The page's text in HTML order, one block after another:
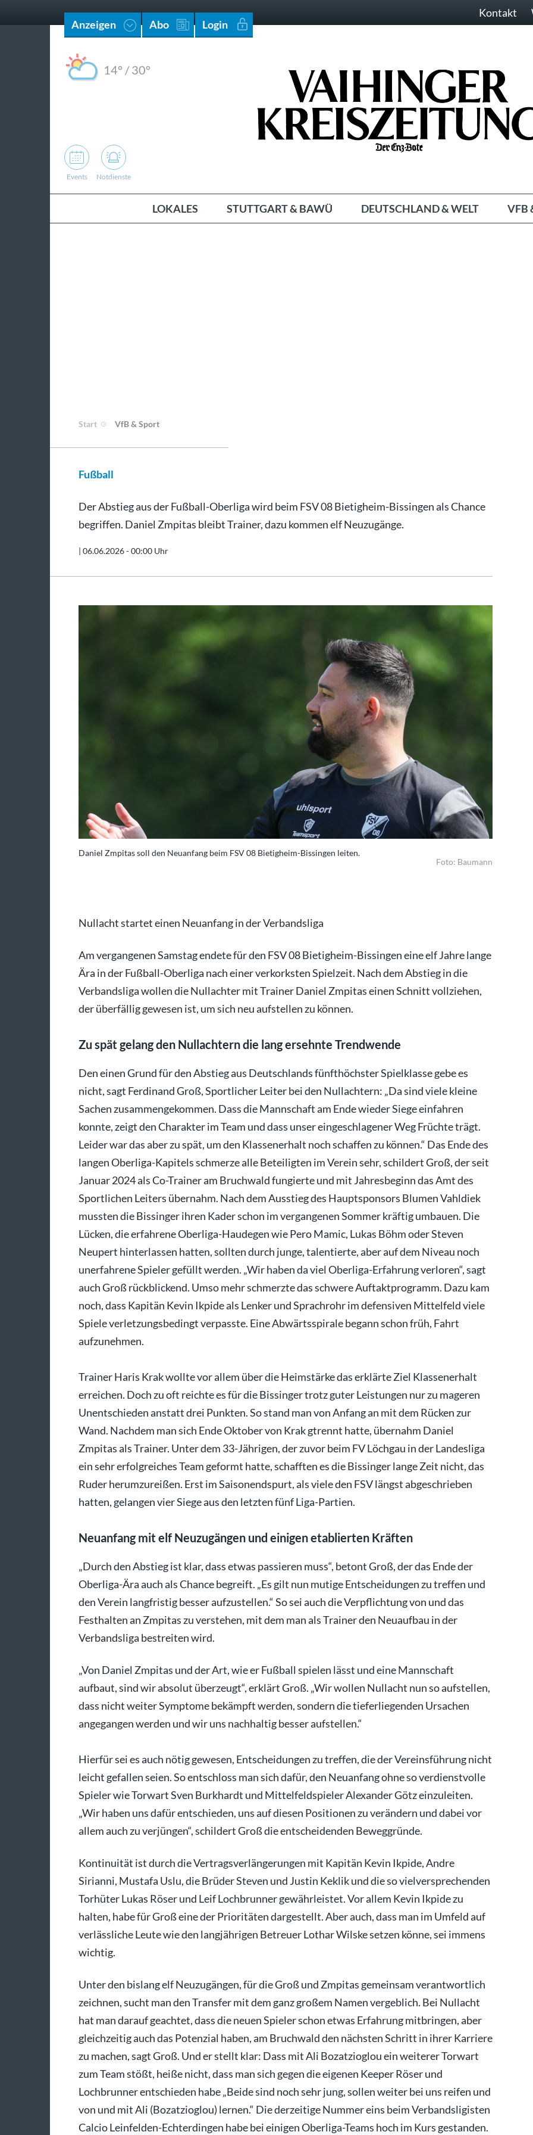
Anzeigen Abo Login
Kontakt
14° /30°
Events Notdienste
LOKALES STUTTGART & BAWÜ DEUTSCHLAND & WELT VFB
Start VfB & Sport
Fußball
Der Abstieg aus der Fußball-Oberliga wird beim FSV 08 Bietigheim-Bissingen als Chance
begriffen. Daniel Zmpitas bleibt Trainer, dazu kommen elf Neuzugänge.
| 06.06.2026 - 00:00 Uhr
Daniel Zmpitas soll den Neuanfang beim FSV 08 Bietigheim-Bissingen leiten.
Foto: Baumann
Nullacht startet einen Neuanfang in der Verbandsliga
Am vergangenen Samstag endete für den FSV 08 Bietigheim-Bissingen eine elf Jahre lange
Ära in der Fußball-Oberliga nach einer verkorksten Spielzeit. Nach dem Abstieg in die
Verbandsliga wollen die Nullachter mit Trainer Daniel Zmpitas einen Schnitt vollziehen,
der überfällig gewesen ist, um sich neu aufstellen zu können.
Zu spät gelang den Nullachtern die lang ersehnte Trendwende
Den einen Grund für den Abstieg aus Deutschlands fünfthöchster Spielklasse gebe es
nicht, sagt Ferdinand Groß, Sportlicher Leiter bei den Nullachtern: „Da sind viele kleine
Sachen zusammengekommen. Dass die Mannschaft am Ende wieder Siege einfahren
konnte, zeigt den Charakter im Team und dass unser eingeschlagener Weg Früchte trägt.
Leider war das aber zu spät, um den Klassenerhalt noch schaffen zu können.“ Das Ende des
langen Oberliga-Kapitels schmerze alle Beteiligten im Verein sehr, schildert Groß, der seit
Januar 2024 als Co-Trainer am Bruchwald fungierte und mit Jahresbeginn das Amt des
Sportlichen Leiters übernahm. Nach dem Ausstieg des Hauptsponsors Blumen Vahldiek
mussten die Bissinger ihren Kader schon im vergangenen Sommer kräftig umbauen. Die
Lücken, die erfahrene Oberliga-Haudegen wie Pero Mamic, Lukas Böhm oder Steven
Neupert hinterlassen hatten, sollten durch junge, talentierte, aber auf dem Niveau noch
unerfahrene Spieler gefüllt werden. „Wir haben da viel Oberliga-Erfahrung verloren“, sagt
auch Groß rückblickend. Umso mehr schmerzte das schwere Auftaktprogramm. Dazu kam
noch, dass Kapitän Kevin Ikpide als Lenker und Sprachrohr im defensiven Mittelfeld viele
Spiele verletzungsbedingt verpasste. Eine Abwärtsspirale begann schon früh, Fahrt
aufzunehmen.
Trainer Haris Krak wollte vor allem über die Heimstärke das erklärte Ziel Klassenerhalt
erreichen. Doch zu oft reichte es für die Bissinger trotz guter Leistungen nur zu mageren
Unentschieden anstatt drei Punkten. So stand man von Anfang an mit dem Rücken zur
Wand. Nachdem man sich Ende Oktober von Krak gtrennt hatte, übernahm Daniel
Zmpitas als Trainer. Unter dem 33-Jährigen, der zuvor beim FV Löchgau in der Landesliga
ein sehr erfolgreiches Team geformt hatte, schafften es die Bissinger lange Zeit nicht, das
Ruder herumzureißen. Erst im Saisonendspurt, als viele den FSV längst abgeschrieben
hatten, gelangen vier Siege aus den letzten fünf Liga-Partien.
Neuanfang mit elf Neuzugängen und einigen etablierten Kräften
„Durch den Abstieg ist klar, dass etwas passieren muss“, betont Groß, der das Ende der
Oberliga-Ära auch als Chance begreift. „Es gilt nun mutige Entscheidungen zu treffen und
den Verein langfristig besser aufzustellen.“ So sei auch die Verpflichtung von und das
Festhalten an Zmpitas zu verstehen, mit dem man als Trainer den Neuaufbau in der
Verbandsliga bestreiten wird.
„Von Daniel Zmpitas und der Art, wie er Fußball spielen lässt und eine Mannschaft
aufbaut, sind wir absolut überzeugt“, erklärt Groß. „Wir wollen Nullacht nun so aufstellen,
dass nicht weiter Symptome bekämpft werden, sondern die tieferliegenden Ursachen
angegangen werden und wir uns nachhaltig besser aufstellen.“
Hierfür sei es auch nötig gewesen, Entscheidungen zu treffen, die der Vereinsführung nicht
leicht gefallen seien. So entschloss man sich dafür, den Neuanfang ohne so verdienstvolle
Spieler wie Torwart Sven Burkhardt und Mittelfeldspieler Alexander Götz einzuleiten.
„Wir haben uns dafür entschieden, uns auf diesen Positionen zu verändern und dabei vor
allem auch zu verjüngen“, schildert Groß die entscheidenden Beweggründe.
Kontinuität ist durch die Vertragsverlängerungen mit Kapitän Kevin Ikpide, Andre
Sirianni, Mustafa Uslu, die Brüder Steven und Justin Keklik und die so vielversprechenden
Torhüter Lukas Röser und Leif Lochbrunner gewährleistet. Vor allem Kevin Ikpide zu
halten, habe für Groß eine der Prioritäten dargestellt. Aber auch, dass man im Umfeld auf
verlässliche Leute wie den langjährigen Betreuer Lothar Wilske setzen könne, sei immens
wichtig.
Unter den bislang elf Neuzugängen, für die Groß und Zmpitas gemeinsam verantwortlich
zeichnen, sucht man den Transfer mit dem ganz großem Namen vergeblich. Bei Nullacht
hat man darauf geachtet, dass die neuen Spieler schon etwas Erfahrung mitbringen, aber
gleichzeitig auch das Potenzial haben, am Bruchwald den nächsten Schritt in ihrer Karriere
zu machen, sagt Groß. Und er stellt klar: Dass mit Ali Bozatzioglou ein weiterer Torwart
zum Team stößt, heiße nicht, dass man sich gegen die eigenen Keeper Röser und
Lochbrunner entschieden habe „Beide sind noch sehr jung, sollen weiter bei uns reifen und
von und mit Ali (Bozatzioglou) lernen.“ Die derzeitige Nummer eins beim Verbandsligisten
Calcio Leinfelden-Echterdingen habe bei einigen Oberliga-Teams hoch im Kurs gestanden.